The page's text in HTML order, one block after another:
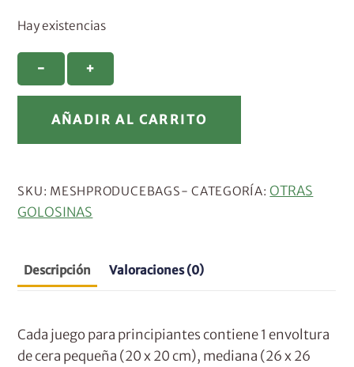
Hay existencias
−
Fundas
ecológicas
cantidad
+
AÑADIR AL CARRITO
r
:
SKU: MESHPRODUCEBAGS- CATEGORÍA:OTRAS
GOLOSINAS
Descripción Valoraciones (0)
Cada juego para principiantes contiene 1 envoltura
de cera pequeña (20 x 20 cm), mediana (26 x 26